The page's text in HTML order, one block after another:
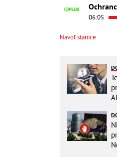
06:05
Navoľ stanice